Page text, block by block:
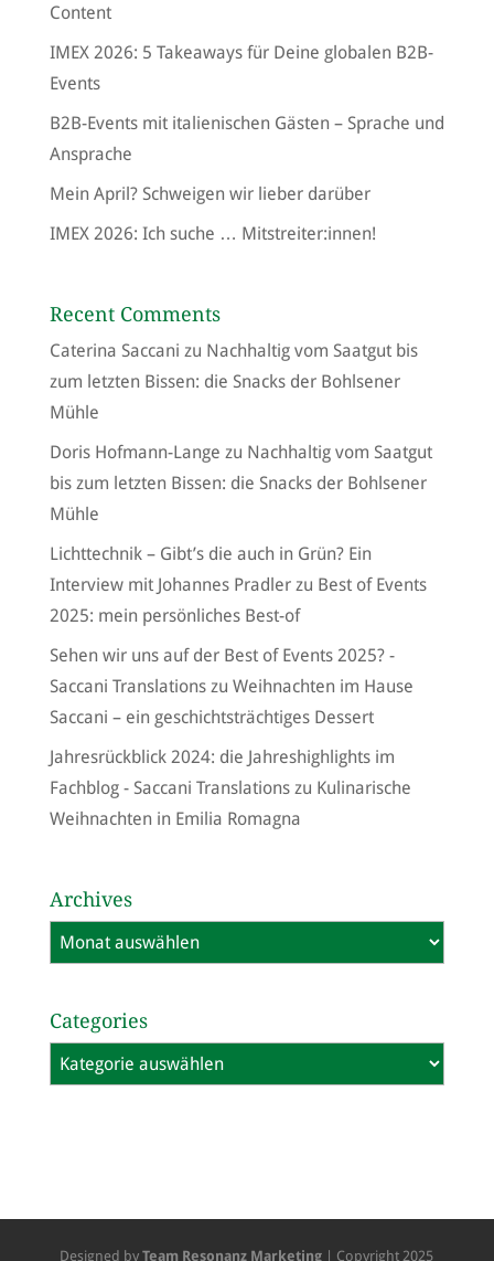
Content
IMEX 2026: 5 Takeaways für Deine globalen B2B-
Events
B2B-Events mit italienischen Gästen – Sprache und
Ansprache
Mein April? Schweigen wir lieber darüber
IMEX 2026: Ich suche … Mitstreiter:innen!
Recent Comments
Caterina Saccani zu Nachhaltig vom Saatgut bis
zum letzten Bissen: die Snacks der Bohlsener
Mühle
Doris Hofmann-Lange zu Nachhaltig vom Saatgut
bis zum letzten Bissen: die Snacks der Bohlsener
Mühle
Lichttechnik – Gibt’s die auch in Grün? Ein
Interview mit Johannes Pradlerzu Best of Events
2025: mein persönliches Best-of
Sehen wir uns auf der Best of Events 2025? -
Saccani Translationszu Weihnachten im Hause
Saccani – ein geschichtsträchtiges Dessert
Jahresrückblick 2024: die Jahreshighlights im
Fachblog - Saccani Translationszu Kulinarische
Weihnachten in Emilia Romagna
Archives
Archives
Categories
Categories
Designed byTeam Resonanz Marketing | Copyright 2025